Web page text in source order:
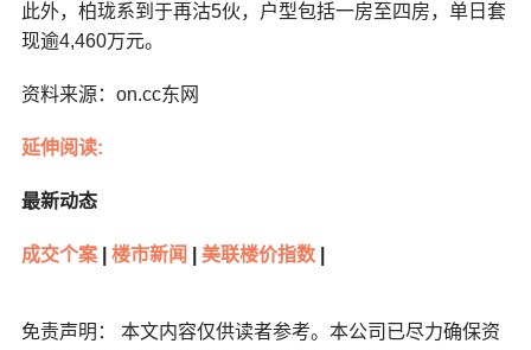
此外，柏珑系到于再沽5伙，户型包括一房至四房，单日套
现逾4,460万元。
资料来源：on.cc东网
延伸阅读:
最新动态
成交个案| 楼市新闻 美联楼价指数|
免责声明： 本文内容仅供读者参考。本公司已尽力确保资